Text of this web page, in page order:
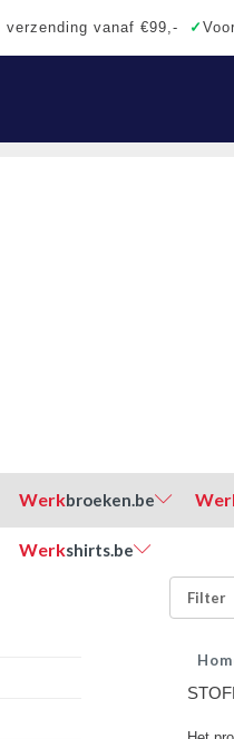
verzending vanaf €99,- ✓
Werkbroeken.be
Werkshirts.be
Filter